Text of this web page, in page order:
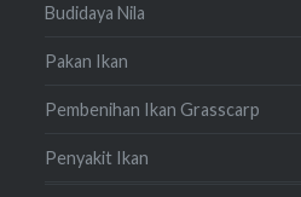
Budidaya Nila
Pakan Ikan
Pembenihan Ikan Grasscarp
Penyakit Ikan